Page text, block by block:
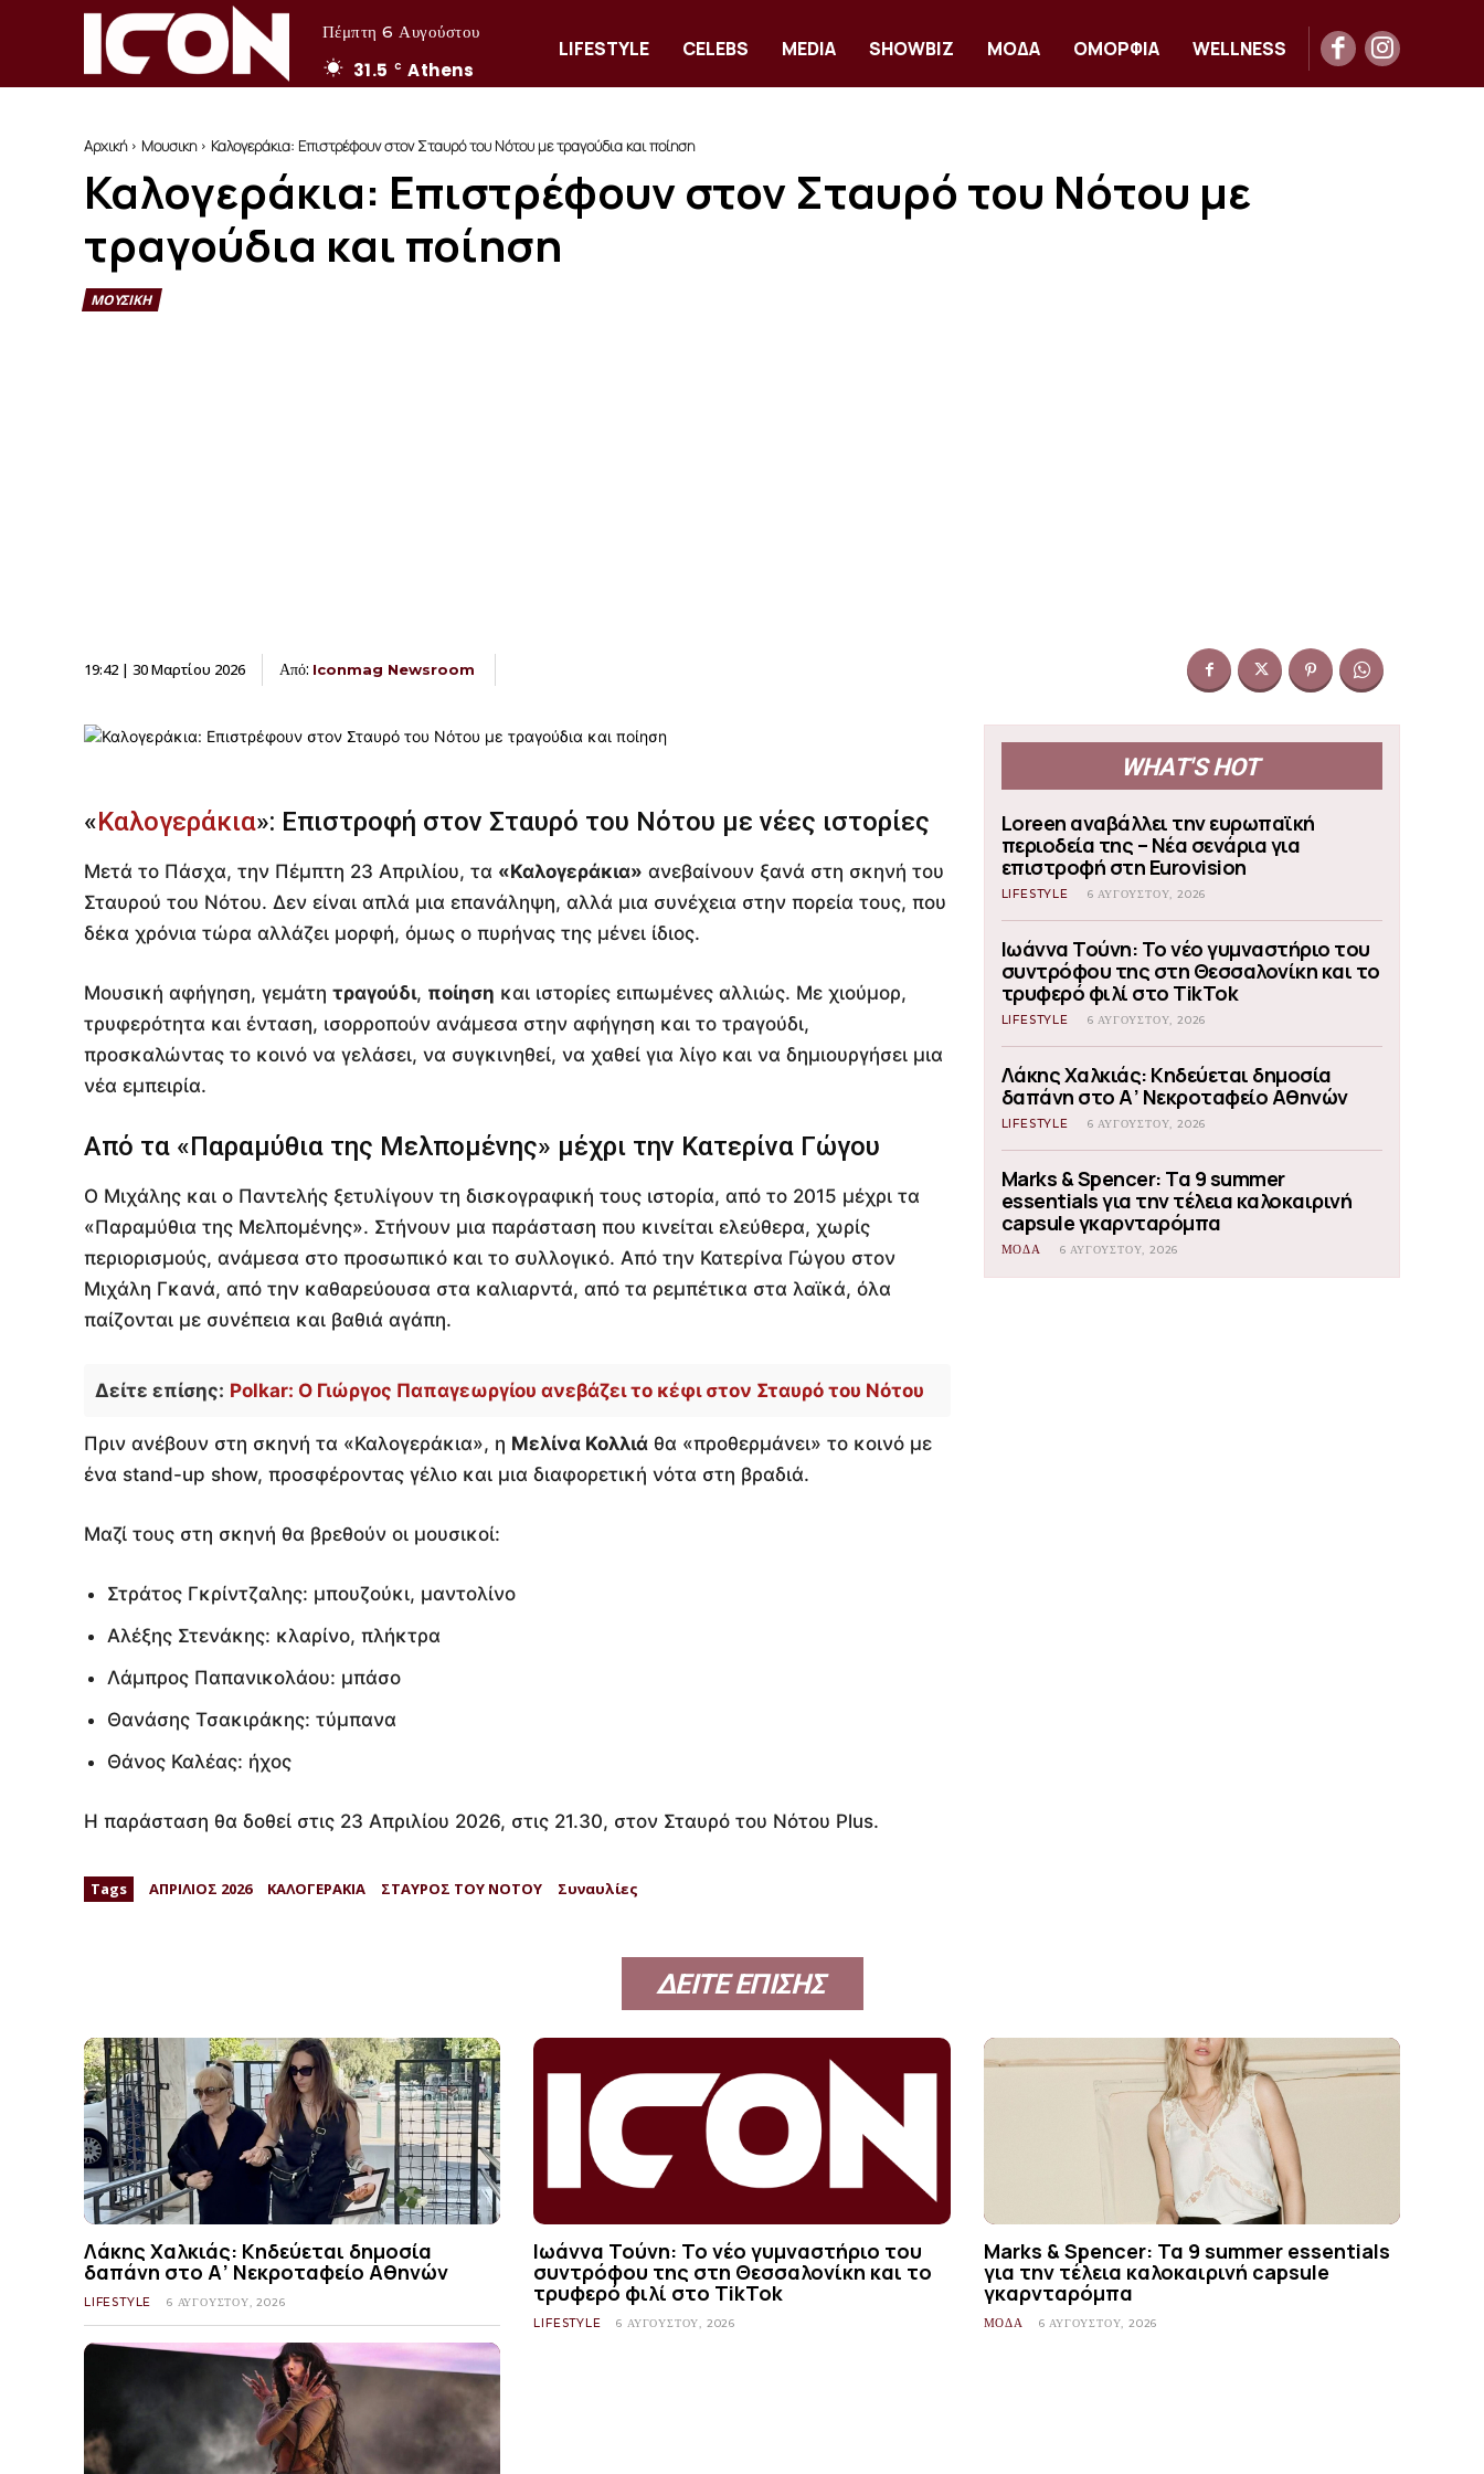
Πέμπτη 6 Αυγούστου
31.5 C Athens
LIFESTYLE CELEBS MEDIA SHOWBIZ ΜΟΔΑ ΟΜΟΡΦΙΑ WELLNESS
Αρχική Μουσικη Καλογεράκια: Επιστρέφουν στον Σταυρό του Νότου με τραγούδια και ποίηση
Καλογεράκια: Επιστρέφουν στον Σταυρό του Νότου με
τραγούδια και ποίηση
ΜΟΥΣΙΚΗ
19:42 | 30 Μαρτίου 2026 Από: Iconmag Newsroom
«Καλογεράκια»: Επιστροφή στον Σταυρό του Νότου με νέες ιστορίες
Μετά το Πάσχα, την Πέμπτη 23 Απριλίου, τα «Καλογεράκια» ανεβαίνουν ξανά στη σκηνή του
Σταυρού του Νότου. Δεν είναι απλά μια επανάληψη, αλλά μια συνέχεια στην πορεία τους, που
δέκα χρόνια τώρα αλλάζει μορφή, όμως ο πυρήνας της μένει ίδιος.
Μουσική αφήγηση, γεμάτη τραγούδι, ποίηση και ιστορίες ειπωμένες αλλιώς. Με χιούμορ,
τρυφερότητα και ένταση, ισορροπούν ανάμεσα στην αφήγηση και το τραγούδι,
προσκαλώντας το κοινό να γελάσει, να συγκινηθεί, να χαθεί για λίγο και να δημιουργήσει μια
νέα εμπειρία.
Από τα «Παραμύθια της Μελπομένης» μέχρι την Κατερίνα Γώγου
Ο Μιχάλης και ο Παντελής ξετυλίγουν τη δισκογραφική τους ιστορία, από το 2015 μέχρι τα
«Παραμύθια της Μελπομένης». Στήνουν μια παράσταση που κινείται ελεύθερα, χωρίς
περιορισμούς, ανάμεσα στο προσωπικό και το συλλογικό. Από την Κατερίνα Γώγου στον
Μιχάλη Γκανά, από την καθαρεύουσα στα καλιαρντά, από τα ρεμπέτικα στα λαϊκά, όλα
παίζονται με συνέπεια και βαθιά αγάπη.
Δείτε επίσης: Polkar: Ο Γιώργος Παπαγεωργίου ανεβάζει το κέφι στον Σταυρό του Νότου
Πριν ανέβουν στη σκηνή τα «Καλογεράκια», η Μελίνα Κολλιά θα «προθερμάνει» το κοινό με
ένα stand-up show, προσφέροντας γέλιο και μια διαφορετική νότα στη βραδιά.
Μαζί τους στη σκηνή θα βρεθούν οι μουσικοί:
Στράτος Γκρίντζαλης: μπουζούκι, μαντολίνο
Αλέξης Στενάκης: κλαρίνο, πλήκτρα
Λάμπρος Παπανικολάου: μπάσο
Θανάσης Τσακιράκης: τύμπανα
Θάνος Καλέας: ήχος
Η παράσταση θα δοθεί στις 23 Απριλίου 2026, στις 21.30, στον Σταυρό του Νότου Plus.
Tags ΑΠΡΙΛΙΟΣ 2026 ΚΑΛΟΓΕΡΑΚΙΑ ΣΤΑΥΡΟΣ ΤΟΥ ΝΟΤΟΥ Συναυλίες
WHAT'S HOT
Loreen αναβάλλει την ευρωπαϊκή
περιοδεία της – Νέα σενάρια για
επιστροφή στη Eurovision
LIFESTYLE 6 ΑΥΓΟΎΣΤΟΥ, 2026
Ιωάννα Τούνη: Το νέο γυμναστήριο του
συντρόφου της στη Θεσσαλονίκη και το
τρυφερό φιλί στο TikTok
LIFESTYLE 6 ΑΥΓΟΎΣΤΟΥ, 2026
Λάκης Χαλκιάς: Κηδεύεται δημοσία
δαπάνη στο Α’ Νεκροταφείο Αθηνών
LIFESTYLE 6 ΑΥΓΟΎΣΤΟΥ, 2026
Marks & Spencer: Τα 9 summer
essentials για την τέλεια καλοκαιρινή
capsule γκαρνταρόμπα
ΜΟΔΑ 6 ΑΥΓΟΎΣΤΟΥ, 2026
ΔΕΙΤΕ ΕΠΙΣΗΣ
Λάκης Χαλκιάς: Κηδεύεται δημοσία
δαπάνη στο Α’ Νεκροταφείο Αθηνών
LIFESTYLE 6 ΑΥΓΟΎΣΤΟΥ, 2026
Ιωάννα Τούνη: Το νέο γυμναστήριο του
συντρόφου της στη Θεσσαλονίκη και το
τρυφερό φιλί στο TikTok
LIFESTYLE 6 ΑΥΓΟΎΣΤΟΥ, 2026
Marks & Spencer: Τα 9 summer essentials
για την τέλεια καλοκαιρινή capsule
γκαρνταρόμπα
ΜΟΔΑ 6 ΑΥΓΟΎΣΤΟΥ, 2026